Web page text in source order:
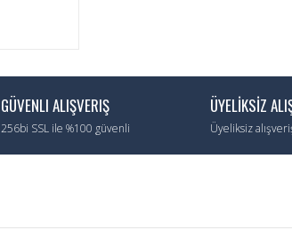
GÜVENLI ALIŞVERIŞ
256bi SSL ile %100 güvenli
ÜYELİKSİZ
Üyeliksiz